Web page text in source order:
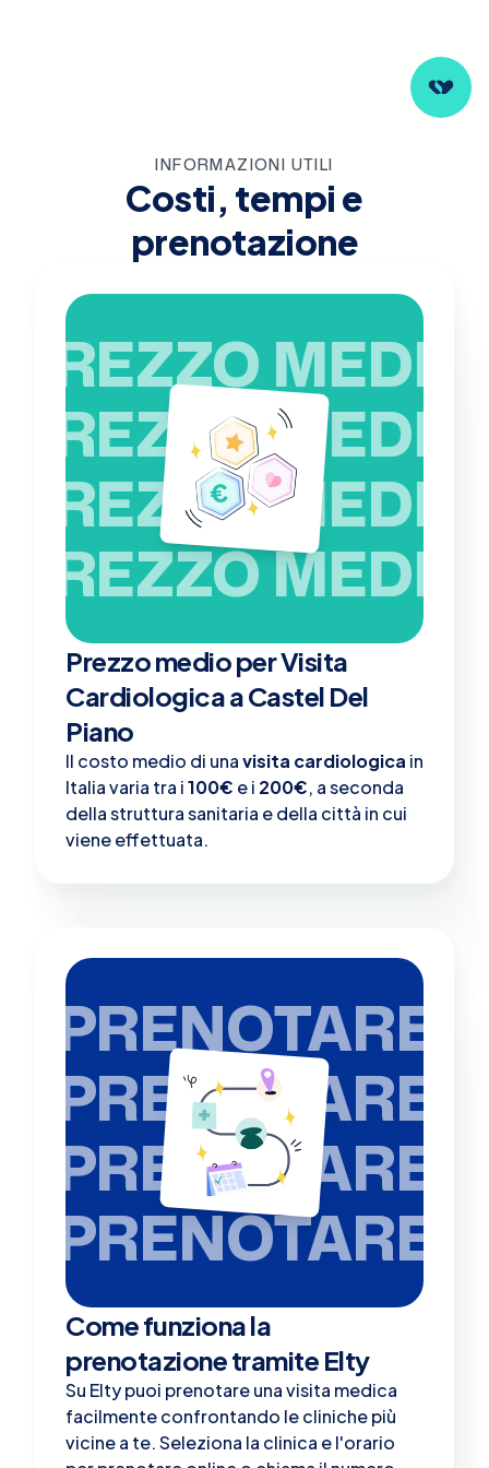
INFORMAZIONI UTILI
Costi, tempi e
prenotazione
PREZZO MEDIO
PREZZO MEDIO
PREZZO MEDIO
PREZZO MEDIO
Prezzo medio per Visita
Cardiologica a Castel Del
Piano
Il costo medio di unavisita cardiologica in
Italia varia tra i100€ e i 200€, a seconda
della struttura sanitaria e della città in cui
viene effettuata.
PRENOTARE
PRENOTARE
PRENOTARE
PRENOTARE
Come funziona la
prenotazione tramite Elty
Su Elty puoi prenotare una visita medica
facilmente confrontando le cliniche più
vicine a te. Seleziona la clinica e l'orario